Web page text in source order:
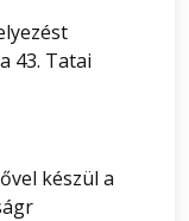
43. Tatai
készül a